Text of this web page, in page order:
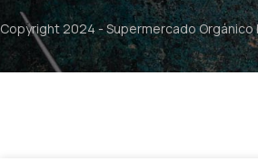
Copyright 2024 -Supermercado Orgánico